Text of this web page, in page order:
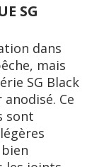
SG
dans
mais
SG Black
Ce
sont